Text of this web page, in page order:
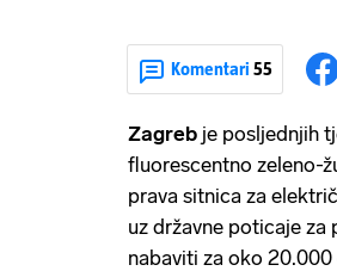
Komentari 55
Zagreb je posljednjih
fluorescentno zeleno-
prava sitnica za
uz državne poticaje
nabaviti za oko